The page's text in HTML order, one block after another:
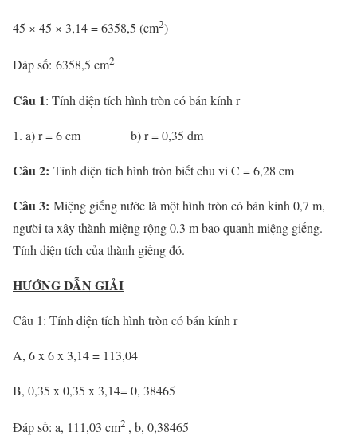
45 × 45 × 3,14 = 6358,5 (cm2)
Đáp số: 6358,5 cm2
Câu 1: Tính diện tích hình tròn có bán kính r
a) r = 6 cm b) r = 0,35 dm
Câu 2: Tính diện tích hình tròn biết chu vi C = 6,28 cm
Câu 3: Miệng giếng nước là một hình tròn có bán kính 0,7 m,
người ta xây thành miệng rộng 0,3 m bao quanh miệng giếng.
Tính diện tích của thành giếng đó.
HƯỚNG DẪN GIẢI
Câu 1: Tính diện tích hình tròn có bán kính r
A, 6 x 6 x 3,14 = 113,04
B, 0,35 x 0,35 x 3,14= 0, 38465
Đáp số: a, 111,03 cm2 , b, 0,38465